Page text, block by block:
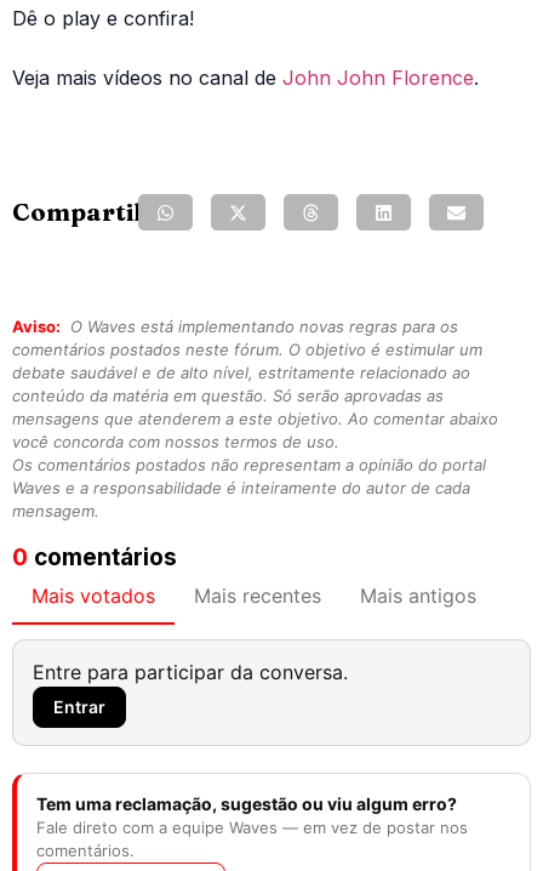
Dê o play e confira!
Veja mais vídeos no canal de John John Florence.
Compartilhe:
Aviso:
O Waves está implementando novas regras para os
comentários postados neste fórum. O objetivo é estimular um
debate saudável e de alto nível, estritamente relacionado ao
conteúdo da matéria em questão. Só serão aprovadas as
mensagens que atenderem a este objetivo. Ao comentar abaixo
você concorda com nossos termos de uso.
Os comentários postados não representam a opinião do portal
Waves e a responsabilidade é inteiramente do autor de cada
mensagem.
0 comentários
Mais votados Mais recentes Mais antigos
Entre para participar da conversa.
Entrar
Tem uma reclamação, sugestão ou viu algum erro?
Fale direto com a equipe Waves — em vez de postar nos
comentários.